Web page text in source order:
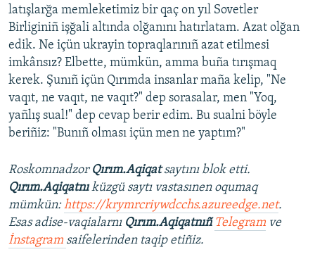
latışlarğa memleketimiz bir qaç on yıl Sovetler
Birliginiñ işğali altında olğanını hatırlatam. Azat olğan
edik. Ne içün ukrayin topraqlarınıñ azat etilmesi
imkânsız? Elbette, mümkün, amma buña tırışmaq
kerek. Şunıñ içün Qırımda insanlar maña kelip, "Ne
vaqıt, ne vaqıt, ne vaqıt?" dep sorasalar, men "Yoq,
yañlış sual!" dep cevap berir edim. Bu sualni böyle
beriñiz: "Bunıñ olması içün men ne yaptım?"
Roskomnadzor Qırım.Aqiqatsaytını blok etti.
Qırım.Aqiqatnıküzgü saytı vastasınen oqumaq
mümkün:https://krymrcriywdcchs.azureedge.net.
Esas adise-vaqialarnı Qırım.Aqiqatnıñ Telegram ve
İnstagram saifelerinden taqip etiñiz.